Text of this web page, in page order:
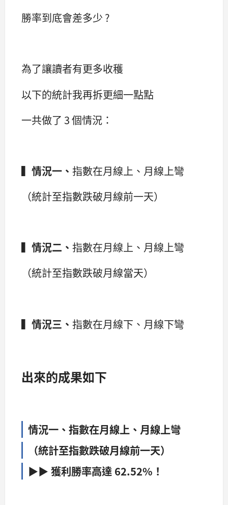
勝率到底會差多少 ?
為了讓讀者有更多收穫
以下的統計我再拆更細一點點
一共做了 3 個情況：
▍ 情況一、 指數在月線上、月線上彎
（統計至指數跌破月線前一天）
▍ 情況二、 指數在月線上、月線上彎
（統計至指數跌破月線當天）
▍ 情況三、 指數在月線下、月線下彎
出來的成果如下
情況一、 指數在月線上、月線上彎
（統計至指數跌破月線前一天）
▶▶ 獲利勝率高達 62.52%！